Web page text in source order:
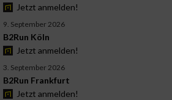
Jetzt anmelden!
9. September 2026
B2Run Köln
Jetzt anmelden!
3. September 2026
B2Run Frankfurt
Jetzt anmelden!